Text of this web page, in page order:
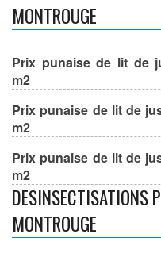
MONTROUGE
Prix punaise de lit de
m2
Prix punaise de lit de
m2
Prix punaise de lit de
m2
DESINSECTISATIONS
MONTROUGE